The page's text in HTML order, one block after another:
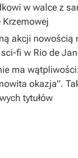
w walce z
akcji nowością
fi w Rio de
ma
okazja”.
tytułów